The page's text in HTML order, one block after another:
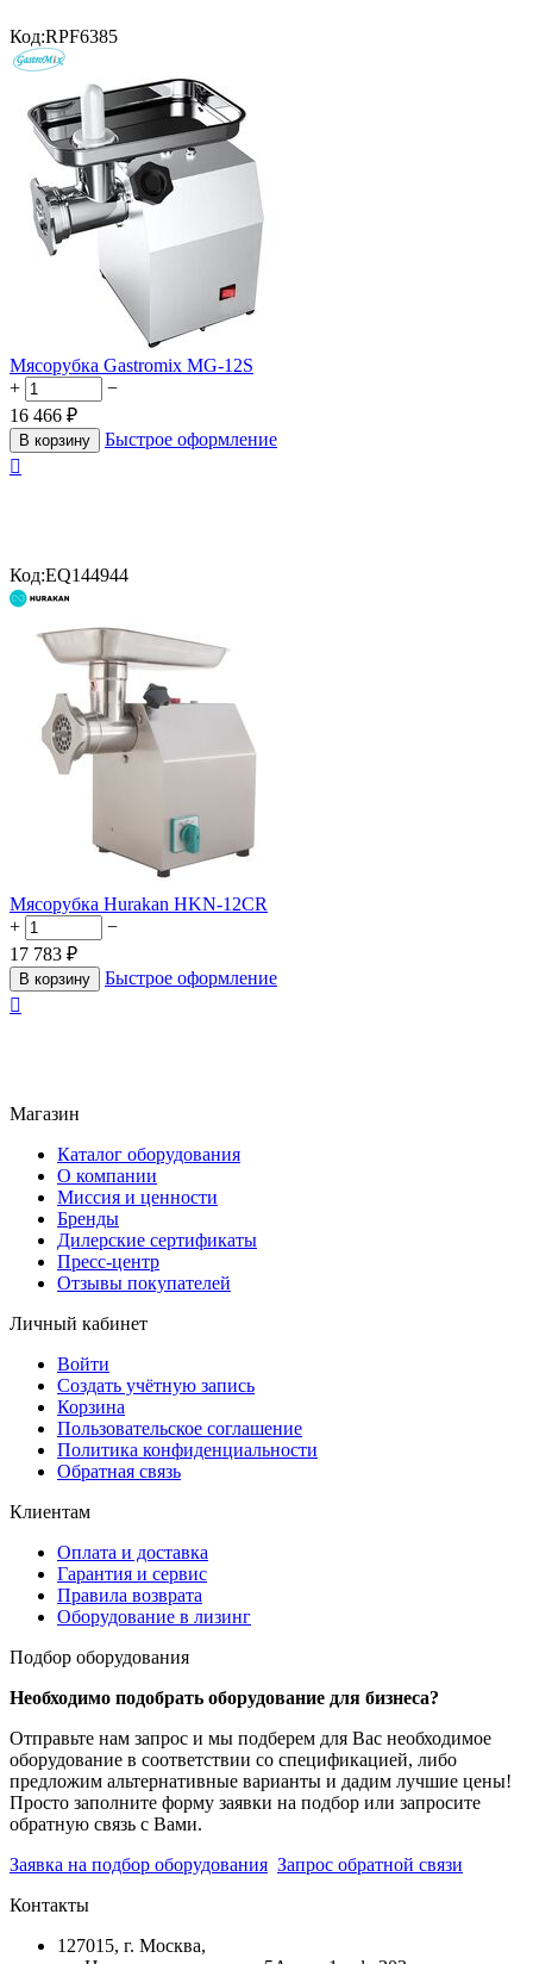
Код:RPF6385
Мясорубка Gastromix MG-12S
+
−
16 466 ₽
В корзину
Быстрое оформление

Код:EQ144944
Мясорубка Hurakan HKN-12CR
+
−
17 783 ₽
В корзину
Быстрое оформление

Магазин
Каталог оборудования
О компании
Миссия и ценности
Бренды
Дилерские сертификаты
Пресс-центр
Отзывы покупателей
Личный кабинет
Войти
Создать учётную запись
Корзина
Пользовательское соглашение
Политика конфиденциальности
Обратная связь
Клиентам
Оплата и доставка
Гарантия и сервис
Правила возврата
Оборудование в лизинг
Подбор оборудования
Необходимо подобрать оборудование для бизнеса?
Отправьте нам запрос и мы подберем для Вас необходимое
оборудование в соответствии со спецификацией, либо
предложим альтернативные варианты и дадим лучшие цены!
Просто заполните форму заявки на подбор или запросите
обратную связь с Вами.
Заявка на подбор оборудования Запрос обратной связи
Контакты
127015, г. Москва,